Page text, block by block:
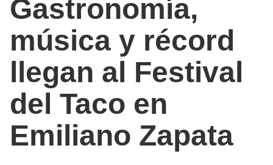
Gastronomía,
música y récord
llegan al Festival
del Taco en
Emiliano Zapata